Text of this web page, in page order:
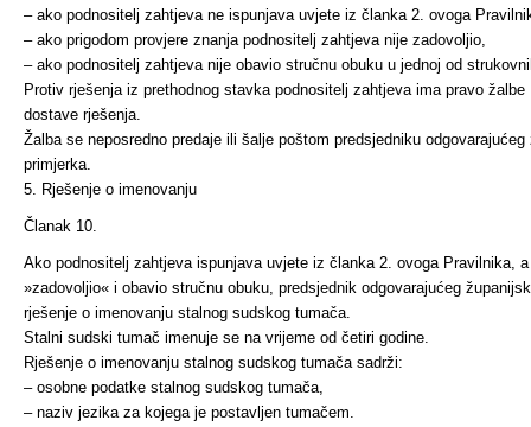
– ako podnositelj zahtjeva ne ispunjava uvjete iz članka 2. ovoga
– ako prigodom provjere znanja podnositelj zahtjeva nije zadovoljio,
– ako podnositelj zahtjeva nije obavio stručnu obuku u jednoj od
Protiv rješenja iz prethodnog stavka podnositelj zahtjeva ima pravo
dostave rješenja.
Žalba se neposredno predaje ili šalje poštom predsjedniku
primjerka.
5. Rješenje o imenovanju
Članak 10.
Ako podnositelj zahtjeva ispunjava uvjete iz članka 2. ovoga Pravilnika,
»zadovoljio« i obavio stručnu obuku, predsjednik odgovarajućeg
rješenje o imenovanju stalnog sudskog tumača.
Stalni sudski tumač imenuje se na vrijeme od četiri godine.
Rješenje o imenovanju stalnog sudskog tumača sadrži:
– osobne podatke stalnog sudskog tumača,
– naziv jezika za kojega je postavljen tumačem.